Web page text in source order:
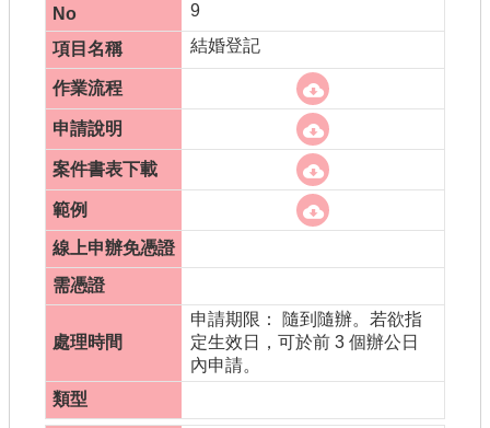
9
結婚登記
申請期限： 隨到隨辦。若欲指
定生效日，可於前 3 個辦公日
內申請。